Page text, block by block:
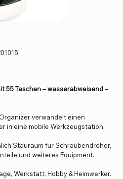
55 Taschen – wasserabweisend –
verwandelt einen
in eine mobile Werkzeugstation.
Stauraum für Schraubendreher,
und weiteres Equipment.
Werkstatt, Hobby & Heimwerker.